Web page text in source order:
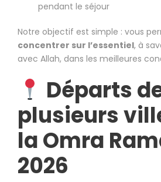
pendant le séjour
Notre objectif est simple : vous
concentrer sur l’essentiel, à
avec Allah, dans les meilleures
Départs
plusieurs
la Omra
2026